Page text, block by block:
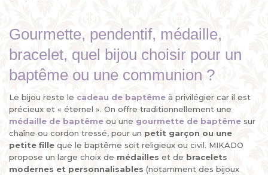
Gourmette, pendentif, médaille,
bracelet, quel bijou choisir pour un
baptême ou une communion ?
Le bijou reste le cadeau de baptême à privilégier car il est
précieux et « éternel ». On offre traditionnellement une
médaille de baptême ou une gourmette de baptême sur
chaîne ou cordon tressé, pour un petit garçon ou une
petite fille que le baptême soit religieux ou civil. MIKADO
propose un large choix de médailles et de bracelets
modernes et personnalisables (notamment des bijoux